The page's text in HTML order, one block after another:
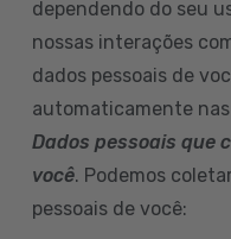
dependendo do seu
nossas interações
dados pessoais de
automaticamente
Dados pessoais que
você. Podemos
pessoais de você: